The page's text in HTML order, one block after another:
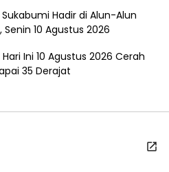
Sukabumi Hadir di Alun-Alun
10 Agustus 2026
Ini 10 Agustus 2026 Cerah
35 Derajat